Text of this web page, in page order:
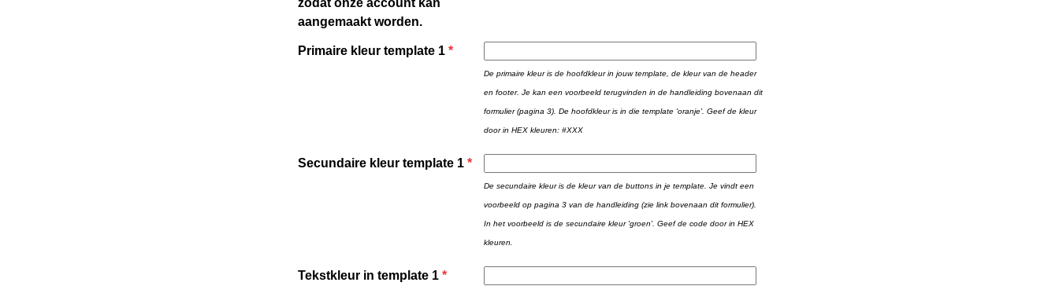
zodat onze account kan
aangemaakt worden.
Primaire kleur template 1 *
De primaire kleur is de hoofdkleur in jouw template, de kleur van de header
en footer. Je kan een voorbeeld terugvinden in de handleiding bovenaan dit
formulier (pagina 3). De hoofdkleur is in die template 'oranje'. Geef de kleur
door in HEX kleuren: #XXX
Secundaire kleur template 1 *
De secundaire kleur is de kleur van de buttons in je template. Je vindt een
voorbeeld op pagina 3 van de handleiding (zie link bovenaan dit formulier).
In het voorbeeld is de secundaire kleur 'groen'. Geef de code door in HEX
kleuren.
Tekstkleur in template 1 *